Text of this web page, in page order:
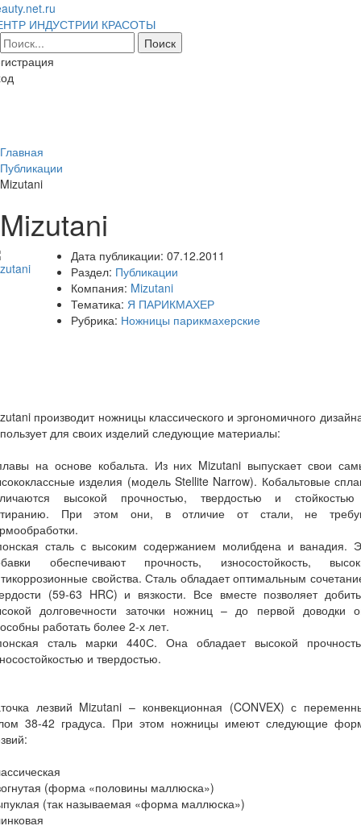
ИНДУСТРИИ КРАСОТЫ
Главная
Публикации
Mizutani
Mizutani
Дата публикации: 07.12.2011
Раздел: Публикации
Компания: Mizutani
Тематика: Я ПАРИКМАХЕР
Рубрика: Ножницы парикмахерские
производит ножницы классического и эргономичного
для своих изделий следующие материалы:
на основе кобальта. Из них Mizutani выпускает свои
изделия (модель Stellite Narrow). Кобальтовые
высокой прочностью, твердостью и
При этом они, в отличие от стали, не
сталь с высоким содержанием молибдена и ванадия.
обеспечивают прочность, износостойкость,
свойства. Сталь обладает оптимальным
(59-63 HRC) и вязкости. Все вместе позволяет
долговечности заточки ножниц – до первой доводки
работать более 2-х лет.
сталь марки 440С. Она обладает высокой
и твердостью.
лезвий Mizutani – конвекционная (CONVEX) с
38-42 градуса. При этом ножницы имеют следующие
(форма «половины маллюска»)
(так называемая «форма маллюска»)